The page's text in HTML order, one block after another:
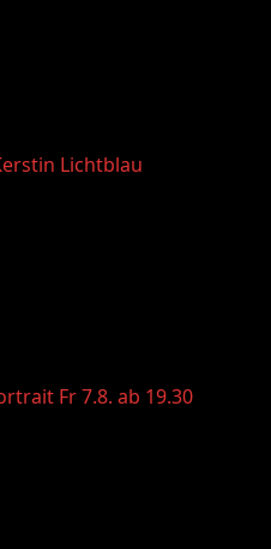
Lichtblau
Fr 7.8. ab 19.30